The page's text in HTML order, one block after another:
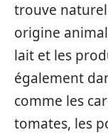
trouve
origine
lait et les
également
comme les
tomates, les